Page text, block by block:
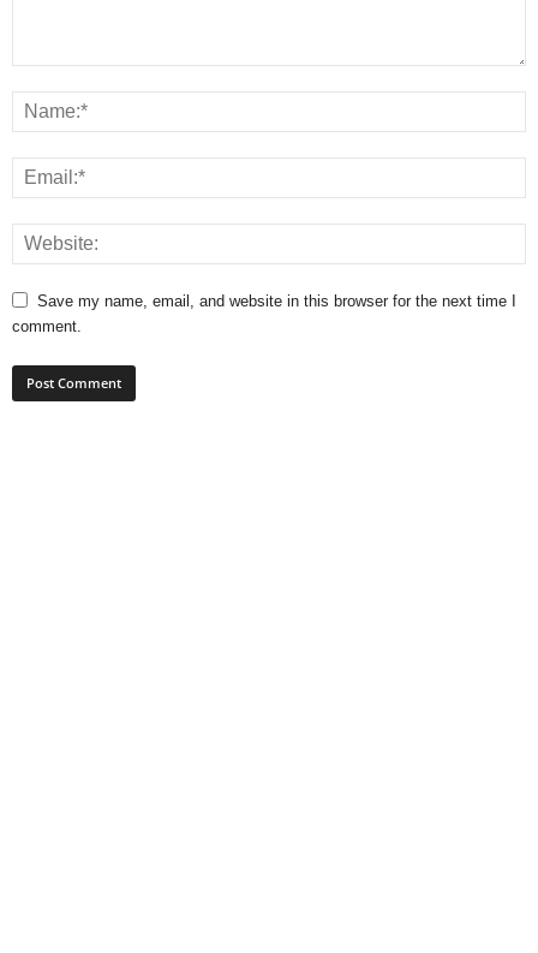
Save my name, email, and website in this browser for the next time I
comment.